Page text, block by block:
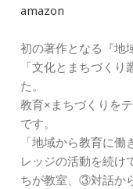
amazon
初の著作となる『地
「文化とまちづく
た。
教育×まちづくりを
です。
「地域から教育に
レッジの活動を続
ちが教室、③対話か